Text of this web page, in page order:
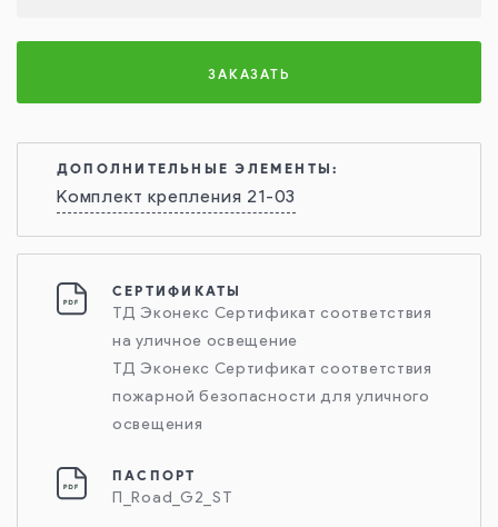
ЗАКАЗАТЬ
ДОПОЛНИТЕЛЬНЫЕ ЭЛЕМЕНТЫ:
Комплект крепления 21-03
СЕРТИФИКАТЫ
ТД Эконекс Сертификат соответствия
на уличное освещение
ТД Эконекс Сертификат соответствия
пожарной безопасности для уличного
освещения
ПАСПОРТ
П_Road_G2_ST